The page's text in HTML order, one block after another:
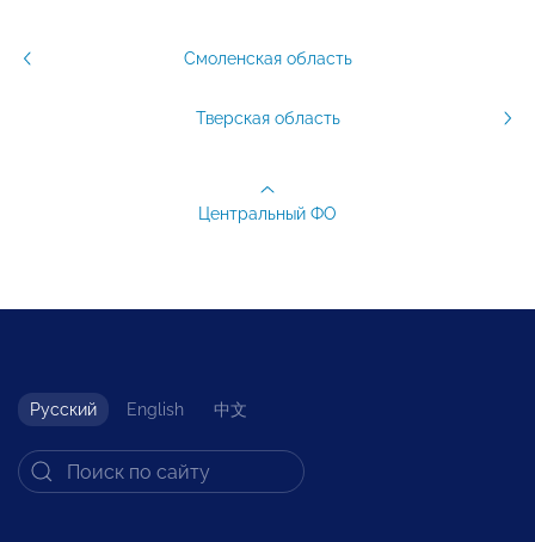
Смоленская область
Тверская область
Центральный ФО
Русский English 中文